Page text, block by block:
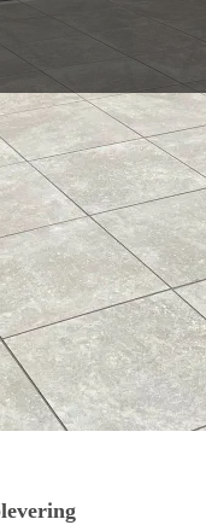
zo
tot uitvoering,
luxe tuinaanleg.